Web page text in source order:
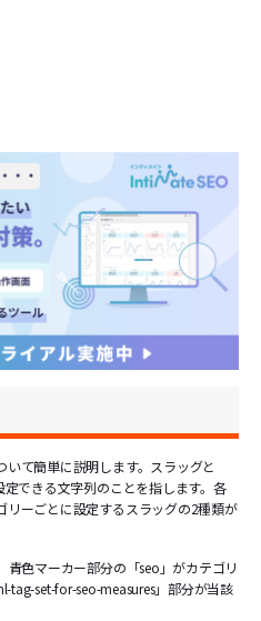
て簡単に説明します。スラッグと
できる文字列のことを指します。各
リーごとに設定するスラッグの2種類が
色マーカー部分の「seo」がカテゴリ
tag-set-for-seo-measures」部分が当該